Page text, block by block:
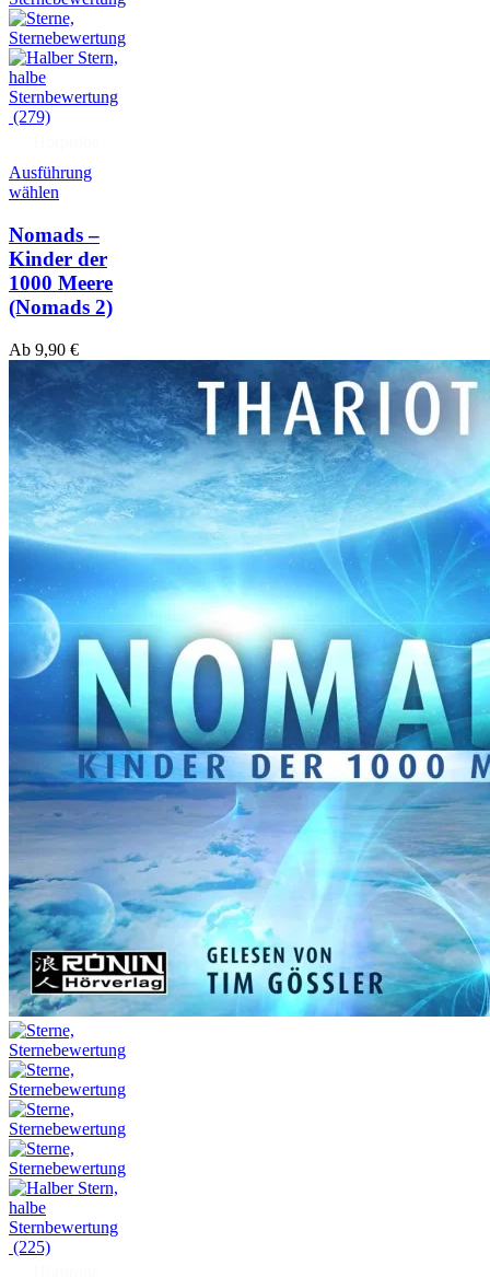
(279)
Ausführung
wählen
Nomads –
Kinder der
1000 Meere
(Nomads 2)
Ab 9,90 €
(225)